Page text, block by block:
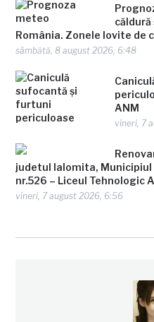
România. Zonele lovite de
sâmbătă, 8 august 2026, 6:48
ANM
vineri, 7
judetul Ialomita, Municipiul
nr.526 – Liceul Tehnologic
vineri, 7 august 2026, 6:56